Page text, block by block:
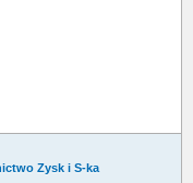
Zysk i S-ka